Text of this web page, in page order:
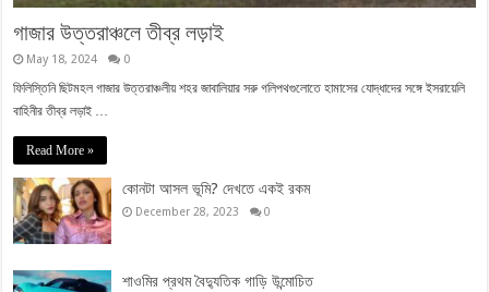
গাজার উত্তরাঞ্চলে তীব্র লড়াই
May 18, 2024 0
ফিলিস্তিনি ছিটমহল গাজার উত্তরাঞ্চলীয় শহর জাবালিয়ার সরু গলিপথগুলোতে হামাসের যোদ্ধাদের সঙ্গে ইসরায়েলি
বাহিনীর তীব্র লড়াই …
Read More »
কোনটা আসল ভূমি? দেখতে একই রকম
December 28, 2023 0
শাওমির প্রথম বৈদ্যুতিক গাড়ি উন্মোচিত